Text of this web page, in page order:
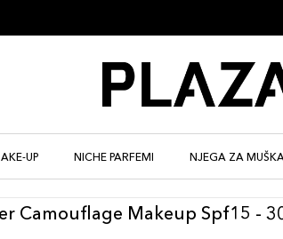
UP NICHE PARFEMI NJEGA ZA
Camouflage Makeup Spf15 -